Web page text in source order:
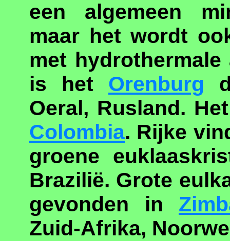
een algemeen
maar het wordt
met
is het Orenburg
Oeral, Rusland.
Colombia. Rijke
groene
Brazilië. Grote
gevonden in
Zuid-Afrika,